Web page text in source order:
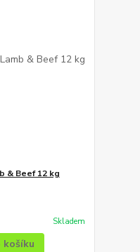
& Beef 12 kg
Skladem
košíku